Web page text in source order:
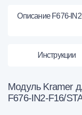
Описание F676-
Инструкции
Модуль Kramer
F676-IN2-F16/